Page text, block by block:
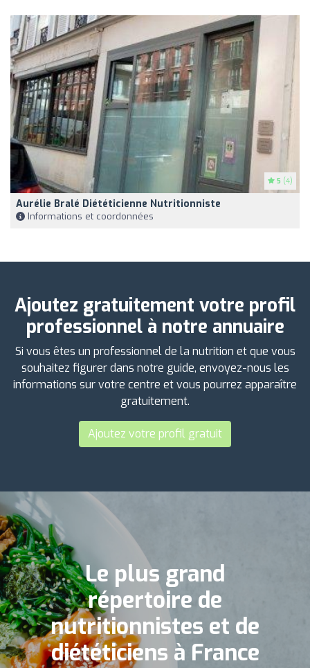
5 (4)
Aurélie Bralé Diététicienne Nutritionniste
Informations et coordonnées
Ajoutez gratuitement votre profil
professionnel à notre annuaire
Si vous êtes un professionnel de la nutrition et que vous
souhaitez figurer dans notre guide, envoyez-nous les
informations sur votre centre et vous pourrez apparaître
gratuitement.
Ajoutez votre profil gratuit
Le plus grand
répertoire de
nutritionnistes et de
diététiciens à France